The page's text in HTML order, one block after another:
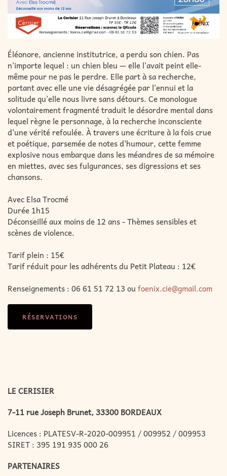
Éléonore, ancienne institutrice, a perdu son chien. Pas
n'importe lequel : un chien bleu — elle l'avait peint elle-
même pour ne pas le perdre. Elle part à sa recherche,
portant avec elle une vie désagrégée par l'ennui et la
solitude qu’elle nous livre sans détours. Ce monologue
volontairement fragmenté traduit le désordre mental dans
lequel règne le personnage, à la recherche inconsciente
d'une vérité refoulée. À travers une écriture à la fois crue
et poétique, parsemée de notes d'humour, cette femme
explosive nous embarque dans les méandres de sa mémoire
en miettes, avec ses fulgurances, ses digressions et ses
chansons.
Avec Elsa Trocmé
Durée 1h15
Déconseillé aux moins de 12 ans - Thèmes sensibles et
scènes de violence.
Tarif plein : 15€
Tarif réduit pour les adhérents du Petit Plateau : 12€
Renseignements : 06 61 51 72 13 ou foenix.cie@gmail.com
RÉSERVATIONS
LE CERISIER
7-11 rue Joseph Brunet, 33300 BORDEAUX
Licences : PLATESV-R-2020-009951 / 009952 / 009953
SIRET : 395 191 935 000 26
PARTENAIRES